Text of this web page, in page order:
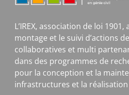
L’IREX, association de loi
montage et le suivi d’actions
collaboratives et multi
dans des programmes de
pour la conception et la
infrastructures et la